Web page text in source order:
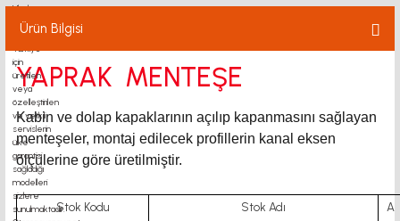
Ürün Bilgisi
YAPRAK MENTEŞE
Kabin ve dolap kapaklarının açılıp kapanmasını sağlayan
menteşeler, montaj edilecek profillerin kanal eksen
ölçülerine göre üretilmiştir.
Stok Kodu Stok Adı A